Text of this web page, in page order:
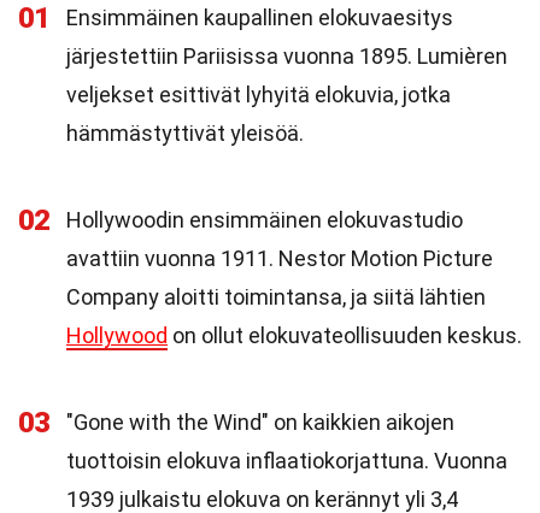
01
Ensimmäinen kaupallinen elokuvaesitys
järjestettiin Pariisissa vuonna 1895. Lumièren
veljekset esittivät lyhyitä elokuvia, jotka
hämmästyttivät yleisöä.
02
Hollywoodin ensimmäinen elokuvastudio
avattiin vuonna 1911. Nestor Motion Picture
Company aloitti toimintansa, ja siitä lähtien
Hollywood on ollut elokuvateollisuuden keskus.
03
"Gone with the Wind" on kaikkien aikojen
tuottoisin elokuva inflaatiokorjattuna. Vuonna
1939 julkaistu elokuva on kerännyt yli 3,4